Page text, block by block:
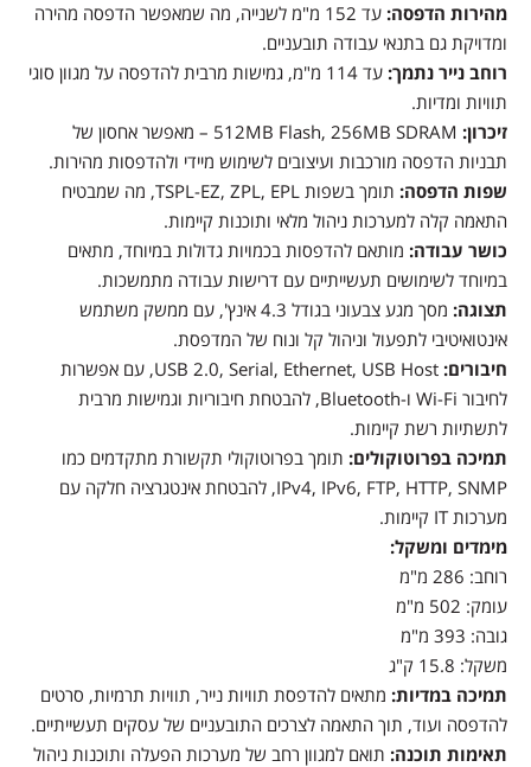
מהירות הדפסה:
עד 152 מ"מ לשנייה, מה שמאפשר הדפסה מהירה
ומדויקת גם בתנאי עבודה תובעניים.
רוחב נייר נתמך:
עד 114 מ"מ, גמישות מרבית להדפסה על מגוון סוגי
תוויות ומדיות.
זיכרון:
512MB Flash, 256MB SDRAM – מאפשר אחסון של
תבניות הדפסה מורכבות ועיצובים לשימוש מיידי ולהדפסות מהירות.
שפות הדפסה:
תומך בשפות TSPL-EZ, ZPL, EPL, מה שמבטיח
התאמה קלה למערכות ניהול מלאי ותוכנות קיימות.
כושר עבודה: מותאם להדפסות בכמויות גדולות במיוחד, מתאים
במיוחד לשימושים תעשייתיים עם דרישות עבודה מתמשכות.
תצוגה:
מסך מגע צבעוני בגודל 4.3 אינץ', עם ממשק משתמש
אינטואיטיבי לתפעול וניהול קל ונוח של המדפסת.
חיבורים:
USB 2.0, Serial, Ethernet, USB Host, עם אפשרות
לחיבור Wi-Fi ו-Bluetooth, להבטחת חיבוריות וגמישות מרבית
לתשתיות רשת קיימות.
תמיכה בפרוטוקולים: תומך בפרוטוקולי תקשורת מתקדמים כמו
IPv4, IPv6, FTP, HTTP, SNMP, להבטחת אינטגרציה חלקה עם
מערכות IT קיימות.
מימדים ומשקל:
רוחב: 286 מ"מ
עומק: 502 מ"מ
גובה: 393 מ"מ
משקל: 15.8 ק"ג
תמיכה במדיות: מתאים להדפסת תוויות נייר, תוויות תרמיות, סרטים
להדפסה ועוד, תוך התאמה לצרכים התובעניים של עסקים תעשייתיים.
תאימות תוכנה: תואם למגוון רחב של מערכות הפעלה ותוכנות ניהול